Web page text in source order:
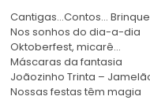
Cantigas…Contos…
Nos sonhos do dia-a-dia
Oktoberfest, micarê…
Máscaras da fantasia
Joãozinho Trinta –
Nossas festas têm magia